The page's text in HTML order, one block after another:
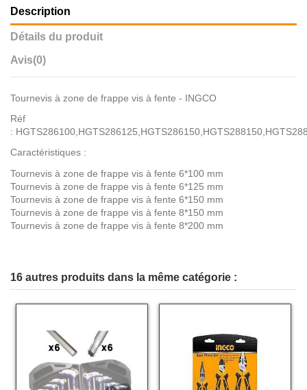
Description
Détails du produit
Avis(0)
Tournevis à zone de frappe vis à fente - INGCO
Réf
:
Caractéristiques :
Tournevis à zone de frappe vis à fente 6*100 mm
Tournevis à zone de frappe vis à fente 6*125 mm
Tournevis à zone de frappe vis à fente 6*150 mm
Tournevis à zone de frappe vis à fente 8*150 mm
Tournevis à zone de frappe vis à fente 8*200 mm
16 autres produits dans la même catégorie :